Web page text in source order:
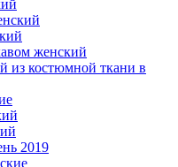
женский
из костюмной ткани в
2019